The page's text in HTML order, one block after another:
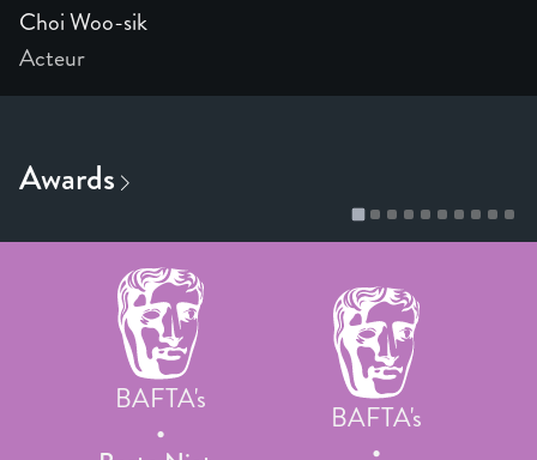
Choi Woo-sik
Acteur
BAFTA's
BAFTA's